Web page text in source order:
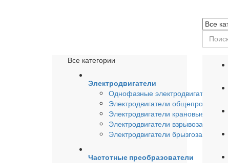
Все категории
Электродвигатели
Однофазные электродвигатели
Электродвигатели
Электродвигатели крановые
Электродвигатели
Электродвигатели
Частотные преобразователи